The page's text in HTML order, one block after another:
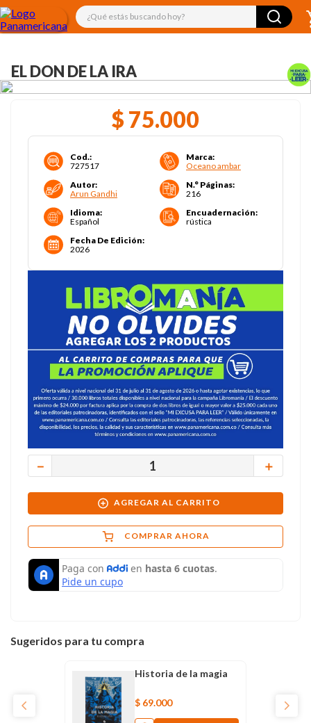
¿Qué estás buscando hoy?
EL DON DE LA IRA
$ 75.000
Cod.:
727517
Marca:
Oceano ambar
Autor:
Arun Gandhi
N.° Páginas:
216
Idioma:
Español
Encuadernación:
rústica
Fecha De Edición:
2026
＋
－
AGREGAR AL CARRITO
COMPRAR AHORA
Sugeridos para tu compra
Historia de la magia
$ 69.000